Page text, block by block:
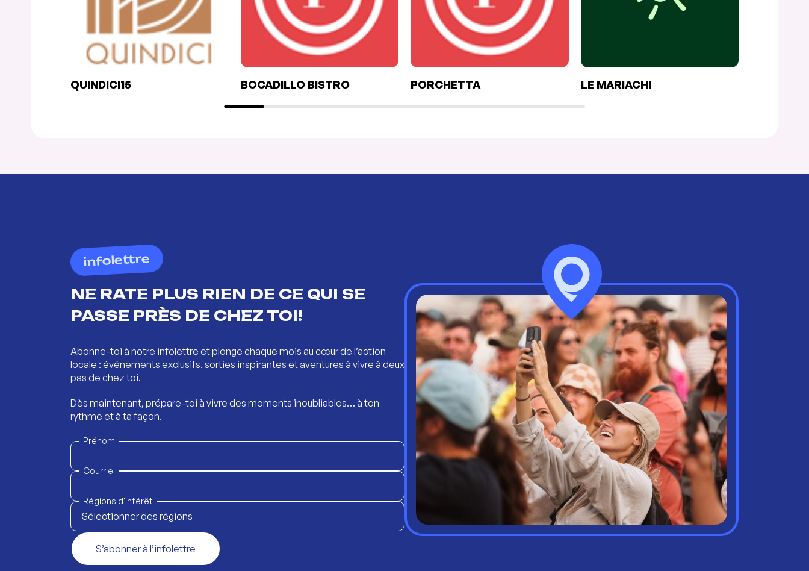
QUINDICI15 BOCADILLO BISTRO PORCHETTA LE MARIACHI
infolettre
NE RATE PLUS RIEN DE CE QUI SE
PASSE PRÈS DE CHEZ TOI!
Abonne-toi à notre infolettre et plonge chaque mois au cœur de l’action
locale : événements exclusifs, sorties inspirantes et aventures à vivre à deux
pas de chez toi.
Dès maintenant, prépare-toi à vivre des moments inoubliables… à ton
rythme et à ta façon.
Prénom
Courriel
Régions d'intérêt
Sélectionner des régions
S’abonner à l’infolettre